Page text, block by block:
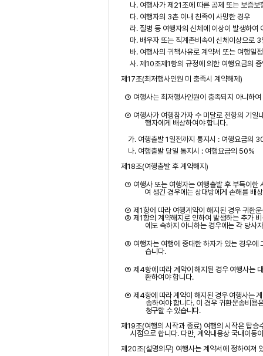
나. 여행사가 제 21조에 따른 공제 또는 보증
다. 여행자의 3촌 이내 친족이 사망한 경우
라. 질병 등 여행자의 신체에 이상이 발생하여
마. 배우자 또는 직계존비속이 신체이상으로 3
바. 여행사의 귀책사유로 계약서 또는 여행일
사. 제 10조제 1항의 규정에 의한 여행요금의
제 17조(최저행사인원 미 충족시 계약해제 )
① 여행사는 최저행사인원이 충족되지 아니하
② 여행사가 여행참가자 수 미달로 전항의 기일
행자에게 배상하여야 합니다.
가. 여행출발 1 일전까지 통지시 : 여행요금의
나. 여행출발 당일 통지시 : 여행요금의 50%
제 18조(여행출발 후 계약해지 )
① 여행사 또는 여행자는 여행출발 후 부득이한
여 생긴 경우에는 상대방에게 손해를 배
② 제 1항에 따라 여행계약이 해지된 경우 귀환
③ 제 1항의 계약해지로 인하여 발생하는 추가
에도 속하지 아니하는 경우에는 각 당사
④ 여행자는 여행에 중대한 하자가 있는 경우에
습니다.
⑤ 제 4항에 따라 계약이 해지된 경우 여행사는
환하여야 합니다.
⑥ 제 4항에 따라 계약이 해지된 경우 여행사는
송하여야합니다. 이 경우 귀환운송비용
청구할 수 있습니다.
제 19조(여행의 시작과 종료) 여행의 시작은 탑승
시점으로 합니다. 다만 계약내용상 국내이동
제 20조(설명의무) 여행사는 계약서에 정하여져